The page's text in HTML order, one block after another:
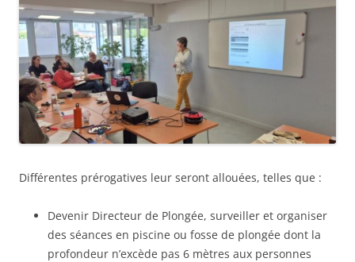
Différentes prérogatives leur seront allouées, telles que :
Devenir Directeur de Plongée, surveiller et organiser
des séances en piscine ou fosse de plongée dont la
profondeur n’excède pas 6 mètres aux personnes